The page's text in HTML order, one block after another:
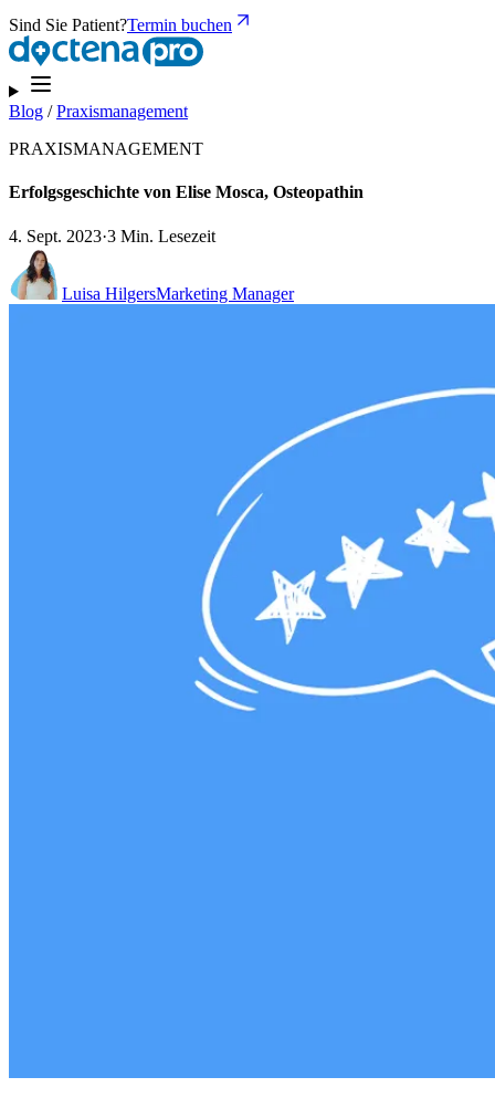
Sind Sie Patient?Termin buchen
Blog /Praxismanagement
PRAXISMANAGEMENT
Erfolgsgeschichte von Elise Mosca, Osteopathin
4. Sept. 2023·3 Min. Lesezeit
Luisa HilgersMarketing Manager